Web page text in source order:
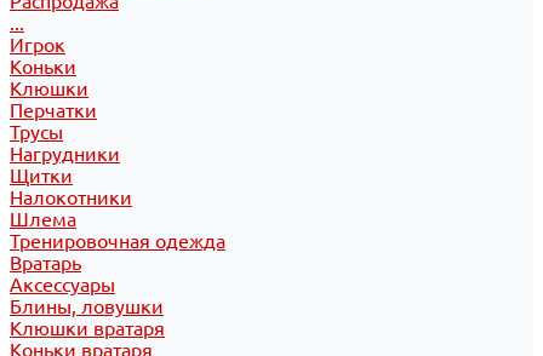
...
Игрок
Коньки
Клюшки
Перчатки
Трусы
Нагрудники
Щитки
Налокотники
Шлема
Тренировочная одежда
Вратарь
Аксессуары
Блины, ловушки
Клюшки вратаря
Коньки вратаря